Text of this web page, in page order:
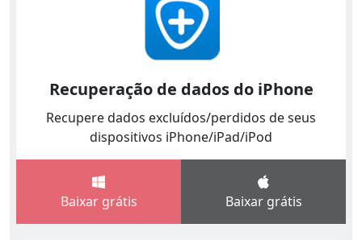
Recuperação de dados do iPhone
Recupere dados excluídos/perdidos de seus
dispositivos iPhone/iPad/iPod
Baixar grátis Baixar grátis